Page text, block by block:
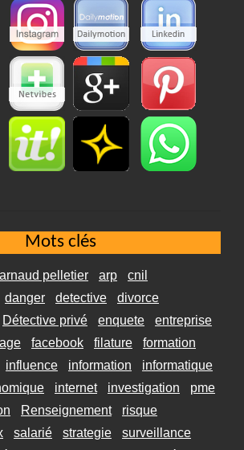
Mots clés
arnaud pelletier arp
cnil
danger detective
divorce
Détective privé enquete
entreprise
facebook filature
formation
influence information
informatique
internet investigation
pme
Renseignement
risque
salarié strategie
surveillance